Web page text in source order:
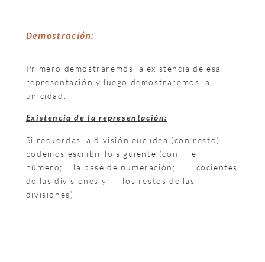
Demostración:
Primero demostraremos la existencia de esa
representación y luego demostraremos la
unicidad.
Existencia de la representación:
Si recuerdas la división euclídea (con resto)
podemos escribir lo siguiente (con
el
número;
la base de numeración;
cocientes
de las divisiones y
los restos de las
divisiones)